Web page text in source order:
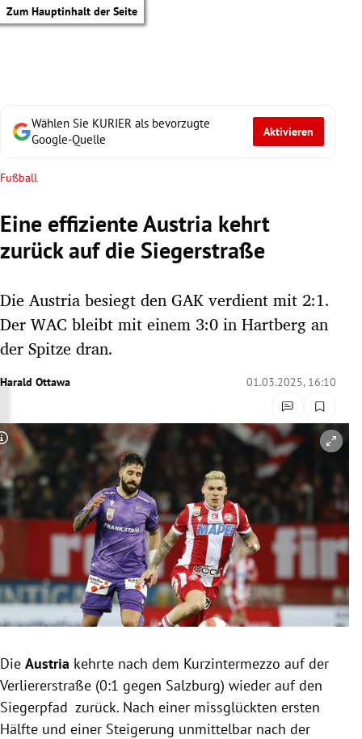
Zum Hauptinhalt der Seite
Untermenü
Untermenü
Untermenü
Untermenü
Untermenü
Untermenü
Untermenü
Untermenü
Untermenü
Untermenü
Wählen Sie KURIER als bevorzugte
Google-Quelle
Aktivieren
Fußball
Eine effiziente Austria kehrt
zurück auf die Siegerstraße
Die Austria besiegt den GAK verdient mit 2:1.
Der WAC bleibt mit einem 3:0 in Hartberg an
der Spitze dran.
Harald Ottawa 01.03.2025, 16:10
Copyright-Hinweis öffnen/schließen
Die Austria kehrte nach dem Kurzintermezzo auf der
Verliererstraße (0:1 gegen Salzburg) wieder auf den
Siegerpfad zurück. Nach einer missglückten ersten
Hälfte und einer Steigerung unmittelbar nach der